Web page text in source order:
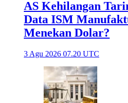
AS Kehilangan
Data ISM
Menekan Dolar?
3 Agu 2026 07.20 UTC